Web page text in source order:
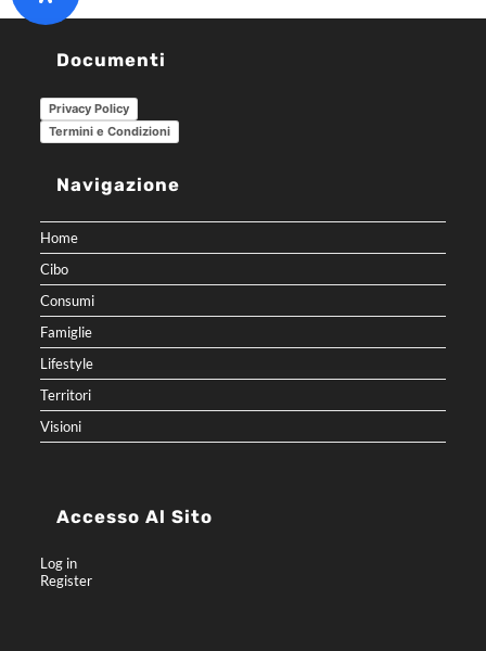
Documenti
Privacy Policy
Termini e Condizioni
Navigazione
Home
Cibo
Consumi
Famiglie
Lifestyle
Territori
Visioni
Accesso Al Sito
Log in
Register